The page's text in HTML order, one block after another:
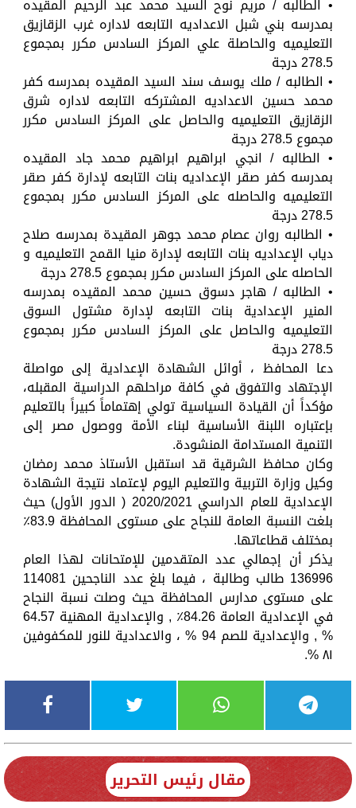
• الطالبه / مريم نوح السيد محمد عبد الرحيم المقيده
بمدرسه بني شبل الاعداديه التابعه لاداره غرب الزقازيق
التعليميه والحاصلة علي المركز السادس مكرر بمجموع
278.5 درجة
• الطالبه / ملك يوسف سند السيد المقيده بمدرسه كفر
محمد حسين الاعداديه المشتركه التابعه لاداره شرق
الزقازيق التعليميه والحاصل على المركز السادس مكرر
مجموع 278.5 درجة
• الطالبه / انجي ابراهيم ابراهيم محمد جاد المقيده
بمدرسه كفر صقر الإعداديه بنات التابعه لإدارة كفر صقر
التعليميه والحاصله على المركز السادس مكرر بمجموع
278.5 درجة
• الطالبه روان عصام محمد جوهر المقيدة بمدرسه صلاح
دياب الإعداديه بنات التابعه لإدارة منيا القمح التعليميه و
الحاصله على المركز السادس مكرر بمجموع 278.5 درجة
• الطالبه / هاجر دسوق حسين محمد المقيده بمدرسه
المنير الإعدادية بنات التابعه لإدارة مشتول السوق
التعليميه والحاصل على المركز السادس مكرر بمجموع
278.5 درجة
دعا المحافظ ، أوائل الشهادة الإعدادية إلى مواصلة
الإجتهاد والتفوق في كافة مراحلهم الدراسية المقبله،
مؤكداً أن القيادة السياسية تولي إهتماماً كبيراً بالتعليم
بإعتباره اللبنة الأساسية لبناء الأمة ووصول مصر إلى
التنمية المستدامة المنشودة.
وكان محافظ الشرقية قد استقبل الأستاذ محمد رمضان
وكيل وزارة التربية والتعليم اليوم لإعتماد نتيجة الشهادة
الإعدادية للعام الدراسي 2020/2021 ( الدور الأول) حيث
بلغت النسبة العامة للنجاح على مستوى المحافظة 83.9٪
بمختلف قطاعاتها.
يذكر أن إجمالي عدد المتقدمين للإمتحانات لهذا العام
136996 طالب وطالبة ، فيما بلغ عدد الناجحين 114081
على مستوى مدارس المحافظة حيث وصلت نسبة النجاح
في الإعدادية العامة 84.26٪ , والإعدادية المهنية 64.57
% , والإعدادية للصم 94 % ، والاعدادية للنور للمكفوفين
٨١ %.
مقال رئيس التحرير